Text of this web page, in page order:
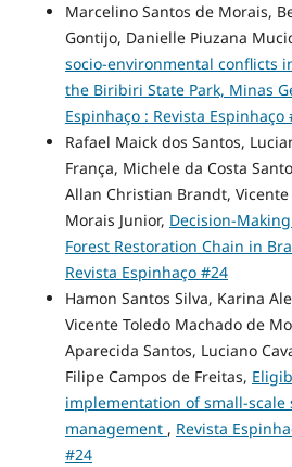
Marcelino Santos de Morais,
Gontijo, Danielle Piuzana
socio-environmental conflicts
the Biribiri State Park, Minas
Espinhaço : Revista Espinhaço
Rafael Maick dos Santos,
França, Michele da Costa
Allan Christian Brandt,
Morais Junior, Decision-
Forest Restoration Chain in
Revista Espinhaço #24
Hamon Santos Silva, Karina
Vicente Toledo Machado de
Aparecida Santos, Luciano
Filipe Campos de Freitas,
implementation of small-
management , Revista
#24